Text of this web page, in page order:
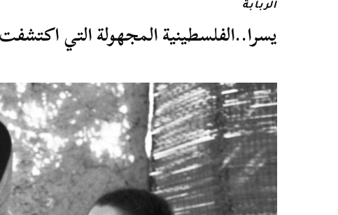
الربابة
يسرا..الفلسطينية المجهولة التي